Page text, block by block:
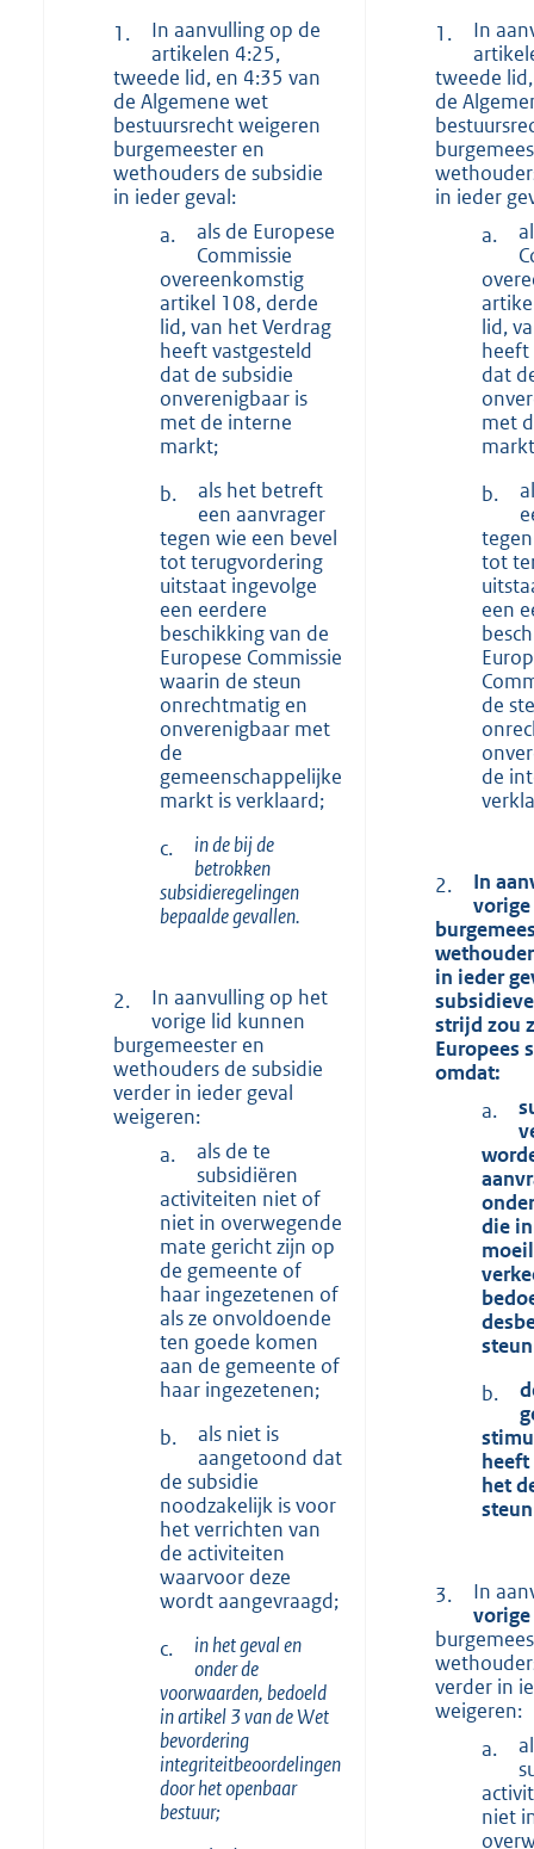
1.
In aanvulling op de
artikelen 4:25,
tweede lid, en 4:35 van
de Algemene wet
bestuursrecht weigeren
burgemeester en
wethouders de subsidie
in ieder geval:
a.
als de Europese
Commissie
overeenkomstig
artikel 108, derde
lid, van het Verdrag
heeft vastgesteld
dat de subsidie
onverenigbaar is
met de interne
markt;
b.
als het betreft
een aanvrager
tegen wie een bevel
tot terugvordering
uitstaat ingevolge
een eerdere
beschikking van de
Europese Commissie
waarin de steun
onrechtmatig en
onverenigbaar met
de
gemeenschappelijke
markt is verklaard;
c.
in de bij de
betrokken
subsidieregelingen
bepaalde gevallen.
2.
In aanvulling op het
vorige lid kunnen
burgemeester en
wethouders de subsidie
verder in ieder geval
weigeren:
a.
als de te
subsidiëren
activiteiten niet of
niet in overwegende
mate gericht zijn op
de gemeente of
haar ingezetenen of
als ze onvoldoende
ten goede komen
aan de gemeente of
haar ingezetenen;
b.
als niet is
aangetoond dat
de subsidie
noodzakelijk is voor
het verrichten van
de activiteiten
waarvoor deze
wordt aangevraagd;
c.
in het geval en
onder de
voorwaarden, bedoeld
in artikel 3 van de Wet
bevordering
integriteitbeoordelingen
door het openbaar
bestuur;
1.
In
tweede
de
in ieder
a.
lid,
heeft
dat
met
b.
tot
een
de
de
2.
In
in ieder
strijd zou
Europees
omdat:
a.
die in
b.
het
3.
In
verder in
weigeren:
a.
niet